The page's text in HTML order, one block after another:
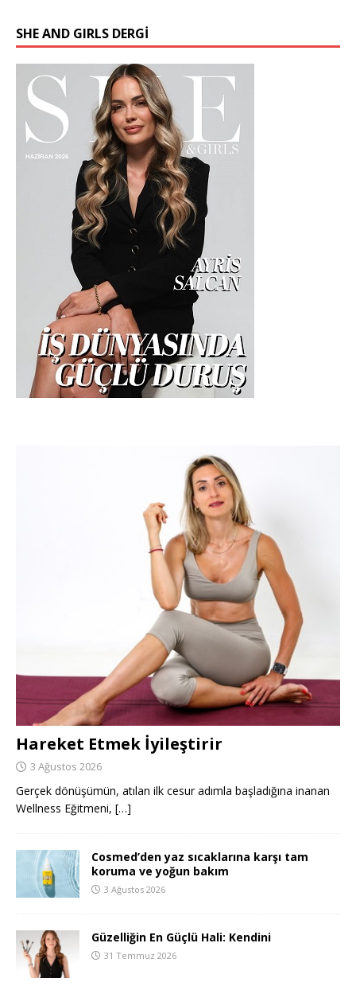
SHE AND GIRLS DERGİ
Hareket Etmek İyileştirir
3 Ağustos 2026
Gerçek dönüşümün, atılan ilk cesur adımla başladığına inanan
Wellness Eğitmeni, […]
Cosmed’den yaz sıcaklarına karşı tam
koruma ve yoğun bakım
3 Ağustos 2026
Güzelliğin En Güçlü Hali: Kendini
31 Temmuz 2026